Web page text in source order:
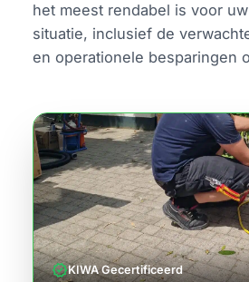
het meest rendabel is voor
situatie, inclusief de
en operationele besparingen
verifiedKIWA Gecertificeerd